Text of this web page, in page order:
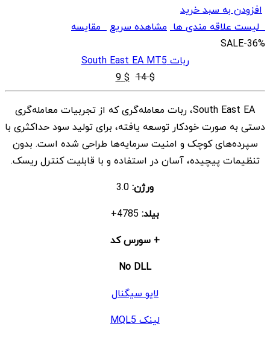
افزودن به سبد خرید
لیست علاقه مندی ها مشاهده سریعمقایسه
SALE-36%
ربات South East EA MT5
$
14
قیمت
اصلی
$ 14
بود.
$
9 قیمت
فعلی
$ 9
است.
South East EA، ربات معامله‌گری که از تجربیات معامله‌گری
دستی به صورت خودکار توسعه یافته، برای تولید سود حداکثری با
سپرده‌های کوچک و امنیت سرمایه‌ها طراحی شده است. بدون
تنظیمات پیچیده، آسان در استفاده و با قابلیت کنترل ریسک.
ورژن:
بیلد:
+ سورس کد
No DLL
لایو سیگنال
لینک MQL5